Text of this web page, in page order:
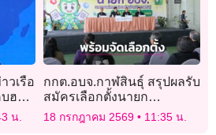
วเรือ
ฮอร์
หม?
น.
กกต.อบจ.กาฬสินธุ์ สรุปผลรับ
สมัครเลือกตั้งนายก
อบจ.กาฬสินธุ์ พร้อมเดินหน้า
จัดเลือกตั้ง
18 กรกฎาคม 2569 11:35 น.